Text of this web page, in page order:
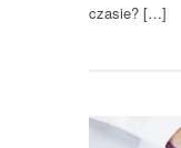
czasie? […]